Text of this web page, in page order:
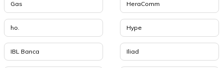
Gas HeraComm
ho. Hype
IBL Banca Iliad